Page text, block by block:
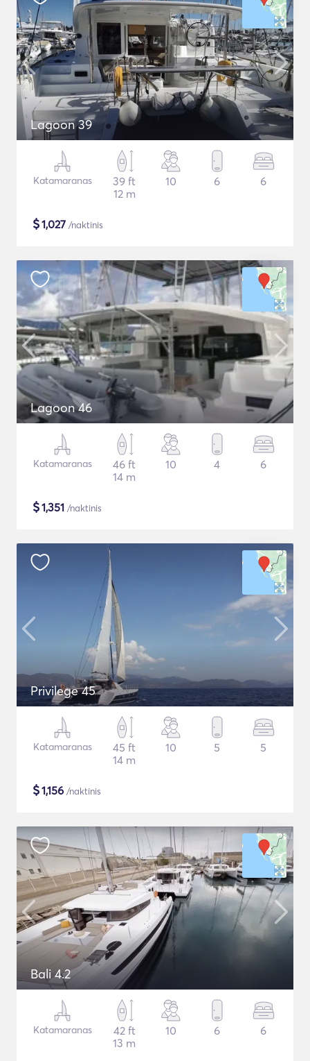
Lagoon 39
Katamaranas
39 ft
12 m
10 6 6
$1,027 /naktinis
Lagoon 46
Katamaranas
46 ft
14 m
10 4 6
$1,351 /naktinis
Privilege 45
Katamaranas
45 ft
14 m
10 5 5
$1,156 /naktinis
Bali 4.2
Katamaranas
42 ft
13 m
10 6 6